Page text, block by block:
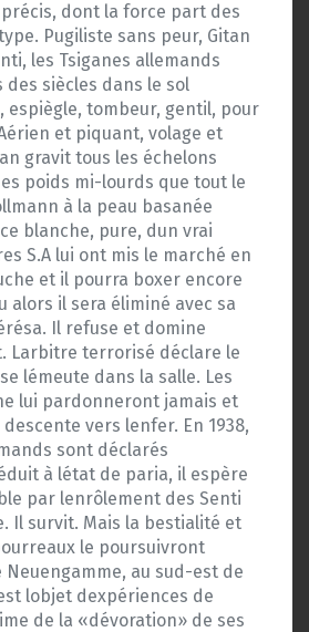
dont la force part des
Pugiliste sans peur, Gitan
les Tsiganes allemands
des siècles dans le sol
espiègle, tombeur, gentil, pour
et piquant, volage et
gravit tous les échelons
poids mi-lourds que tout le
à la peau basanée
blanche, pure, dun vrai
S.A lui ont mis le marché en
et il pourra boxer encore
alors il sera éliminé avec sa
Il refuse et domine
Larbitre terrorisé déclare le
lémeute dans la salle. Les
lui pardonneront jamais et
vers lenfer. En 1938,
sont déclarés
à létat de paria, il espère
par lenrôlement des Senti
Il survit. Mais la bestialité et
le poursuivront
Neuengamme, au sud-est de
lobjet dexpériences de
de la «dévoration» de ses